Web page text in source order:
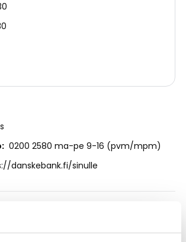
0200 2580 ma-pe 9-16 (pvm/mpm)
danskebank.fi/sinulle
palvelemme vain